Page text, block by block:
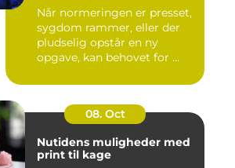
Når normeringen er presset,
sygdom rammer, eller der
pludselig opstår en ny
opgave, kan behovet for ...
08. Oct
Nutidens muligheder med
print til kage